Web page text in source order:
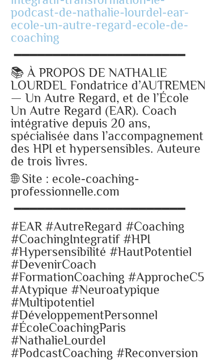
podcast-de-nathalie-lourdel-ear-
ecole-un-autre-regard-ecole-de-
coaching
━━━━━━━━━━━━━━━━━━━━━━
📚 À PROPOS DE NATHALIE
LOURDEL Fondatrice d’AUTREMEN
— Un Autre Regard, et de l’École
Un Autre Regard (EAR). Coach
intégrative depuis 20 ans,
spécialisée dans l’accompagnement
des HPI et hypersensibles. Auteure
de trois livres.
🌐 Site : ecole-coaching-
professionnelle.com
━━━━━━━━━━━━━━━━━━━━━━
#EAR #AutreRegard #Coaching
#CoachingIntegratif #HPI
#Hypersensibilité #HautPotentiel
#DevenirCoach
#FormationCoaching #ApprocheC5
#Atypique #Neuroatypique
#Multipotentiel
#DéveloppementPersonnel
#ÉcoleCoachingParis
#NathalieLourdel
#PodcastCoaching #Reconversion